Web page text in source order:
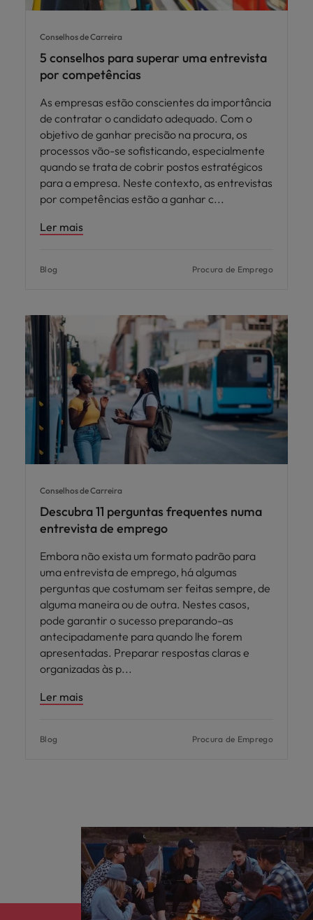
Conselhos de Carreira
5 conselhos para superar uma entrevista
por competências
As empresas estão conscientes da importância
de contratar o candidato adequado. Com o
objetivo de ganhar precisão na procura, os
processos vão-se sofisticando, especialmente
quando se trata de cobrir postos estratégicos
para a empresa. Neste contexto, as entrevistas
por competências estão a ganhar c
Ler mais
Blog Procura de Emprego
Conselhos de Carreira
Descubra 11 perguntas frequentes numa
entrevista de emprego
Embora não exista um formato padrão para
uma entrevista de emprego, há algumas
perguntas que costumam ser feitas sempre, de
alguma maneira ou de outra. Nestes casos,
pode garantir o sucesso preparando-as
antecipadamente para quando lhe forem
apresentadas. Preparar respostas claras e
organizadas às p
Ler mais
Blog Procura de Emprego